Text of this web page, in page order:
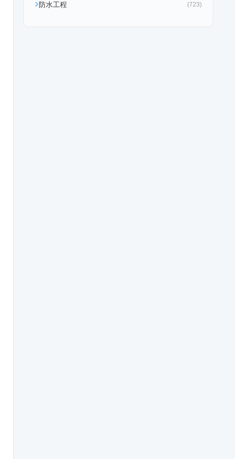
防水工程 (723)